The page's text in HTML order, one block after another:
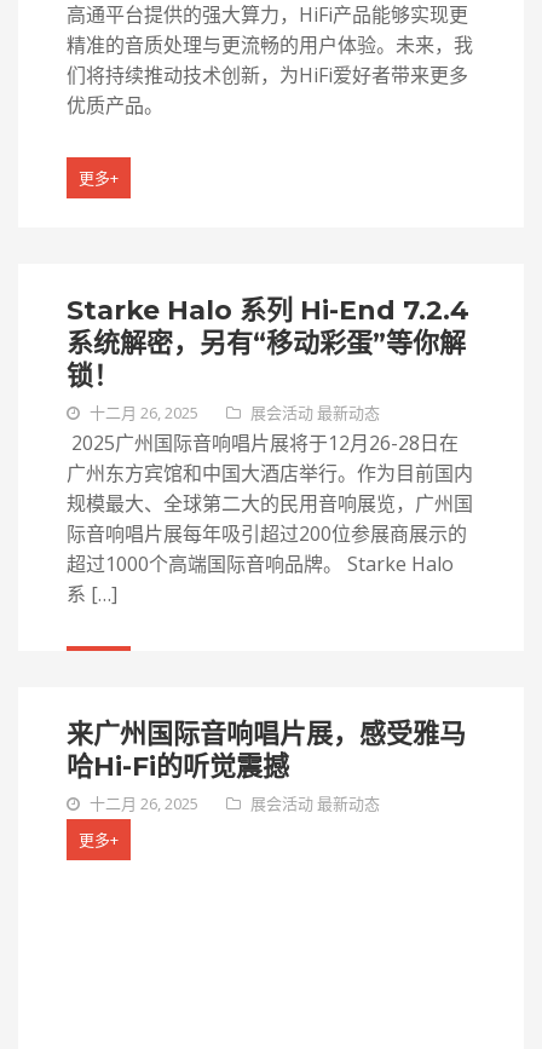
高通平台提供的强大算力，HiFi产品能够实现更
精准的音质处理与更流畅的用户体验。未来，我
们将持续推动技术创新，为HiFi爱好者带来更多
优质产品。
更多+
Starke Halo 系列 Hi-End 7.2.4
系统解密，另有“移动彩蛋”等你解
锁！
十二月 26, 2025 展会活动最新动态
2025广州国际音响唱片展将于12月26-28日在
广州东方宾馆和中国大酒店举行。作为目前国内
规模最大、全球第二大的民用音响展览，广州国
际音响唱片展每年吸引超过200位参展商展示的
超过1000个高端国际音响品牌。 Starke Halo
系 […]
来广州国际音响唱片展，感受雅马
哈Hi-Fi的听觉震撼
十二月 26, 2025 展会活动最新动态
更多+